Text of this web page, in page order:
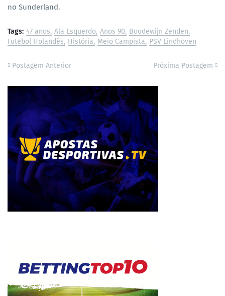
no Sunderland.
Tags: 47 anos Ala Esquerdo Anos 90 Boudewijn Zenden
Futebol Holandês História Meio Campista PSV Eindhoven
Postagem Anterior Próxima Postagem